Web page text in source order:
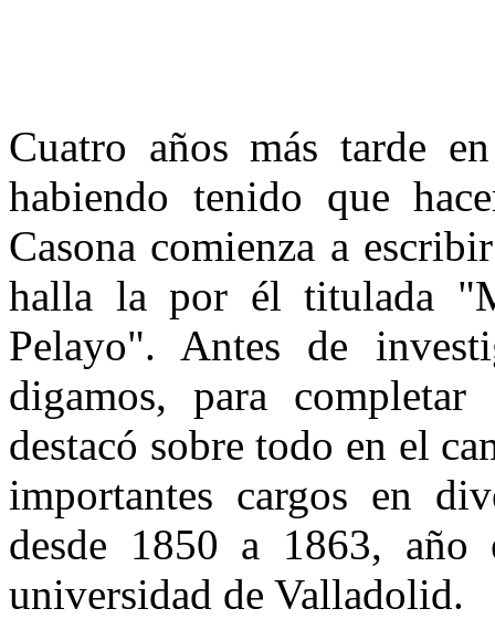
Cuatro años más tarde
habiendo tenido que
Casona comienza a
halla la por él titulada
Pelayo". Antes de
digamos, para completar
destacó sobre todo en el
importantes cargos en
desde 1850 a 1863,
universidad de Valladolid.